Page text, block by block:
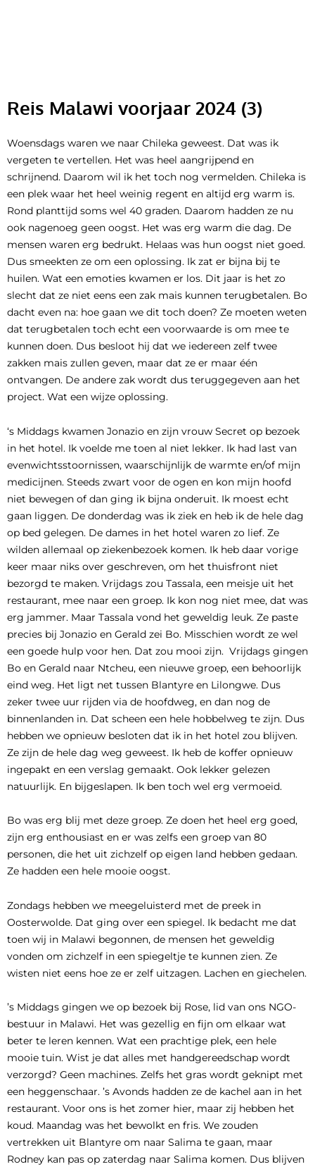
Reis Malawi voorjaar 2024 (3)
Woensdags waren we naar Chileka geweest. Dat was ik
vergeten te vertellen. Het was heel aangrijpend en
schrijnend. Daarom wil ik het toch nog vermelden. Chileka is
een plek waar het heel weinig regent en altijd erg warm is.
Rond planttijd soms wel 40 graden. Daarom hadden ze nu
ook nagenoeg geen oogst. Het was erg warm die dag. De
mensen waren erg bedrukt. Helaas was hun oogst niet goed.
Dus smeekten ze om een oplossing. Ik zat er bijna bij te
huilen. Wat een emoties kwamen er los. Dit jaar is het zo
slecht dat ze niet eens een zak mais kunnen terugbetalen. Bo
dacht even na: hoe gaan we dit toch doen? Ze moeten weten
dat terugbetalen toch echt een voorwaarde is om mee te
kunnen doen. Dus besloot hij dat we iedereen zelf twee
zakken mais zullen geven, maar dat ze er maar één
ontvangen. De andere zak wordt dus teruggegeven aan het
project. Wat een wijze oplossing.
‘s Middags kwamen Jonazio en zijn vrouw Secret op bezoek
in het hotel. Ik voelde me toen al niet lekker. Ik had last van
evenwichtsstoornissen, waarschijnlijk de warmte en/of mijn
medicijnen. Steeds zwart voor de ogen en kon mijn hoofd
niet bewegen of dan ging ik bijna onderuit. Ik moest echt
gaan liggen. De donderdag was ik ziek en heb ik de hele dag
op bed gelegen. De dames in het hotel waren zo lief. Ze
wilden allemaal op ziekenbezoek komen. Ik heb daar vorige
keer maar niks over geschreven, om het thuisfront niet
bezorgd te maken. Vrijdags zou Tassala, een meisje uit het
restaurant, mee naar een groep. Ik kon nog niet mee, dat was
erg jammer. Maar Tassala vond het geweldig leuk. Ze paste
precies bij Jonazio en Gerald zei Bo. Misschien wordt ze wel
een goede hulp voor hen. Dat zou mooi zijn. Vrijdags gingen
Bo en Gerald naar Ntcheu, een nieuwe groep, een behoorlijk
eind weg. Het ligt net tussen Blantyre en Lilongwe. Dus
zeker twee uur rijden via de hoofdweg, en dan nog de
binnenlanden in. Dat scheen een hele hobbelweg te zijn. Dus
hebben we opnieuw besloten dat ik in het hotel zou blijven.
Ze zijn de hele dag weg geweest. Ik heb de koffer opnieuw
ingepakt en een verslag gemaakt. Ook lekker gelezen
natuurlijk. En bijgeslapen. Ik ben toch wel erg vermoeid.
Bo was erg blij met deze groep. Ze doen het heel erg goed,
zijn erg enthousiast en er was zelfs een groep van 80
personen, die het uit zichzelf op eigen land hebben gedaan.
Ze hadden een hele mooie oogst.
Zondags hebben we meegeluisterd met de preek in
Oosterwolde. Dat ging over een spiegel. Ik bedacht me dat
toen wij in Malawi begonnen, de mensen het geweldig
vonden om zichzelf in een spiegeltje te kunnen zien. Ze
wisten niet eens hoe ze er zelf uitzagen. Lachen en giechelen.
’s Middags gingen we op bezoek bij Rose, lid van ons NGO-
bestuur in Malawi. Het was gezellig en fijn om elkaar wat
beter te leren kennen. Wat een prachtige plek, een hele
mooie tuin. Wist je dat alles met handgereedschap wordt
verzorgd? Geen machines. Zelfs het gras wordt geknipt met
een heggenschaar. ’s Avonds hadden ze de kachel aan in het
restaurant. Voor ons is het zomer hier, maar zij hebben het
koud. Maandag was het bewolkt en fris. We zouden
vertrekken uit Blantyre om naar Salima te gaan, maar
Rodney kan pas op zaterdag naar Salima komen. Dus blijven